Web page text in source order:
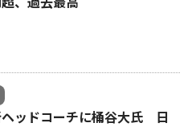
、過去最高
ッドコーチに桶谷大氏 日